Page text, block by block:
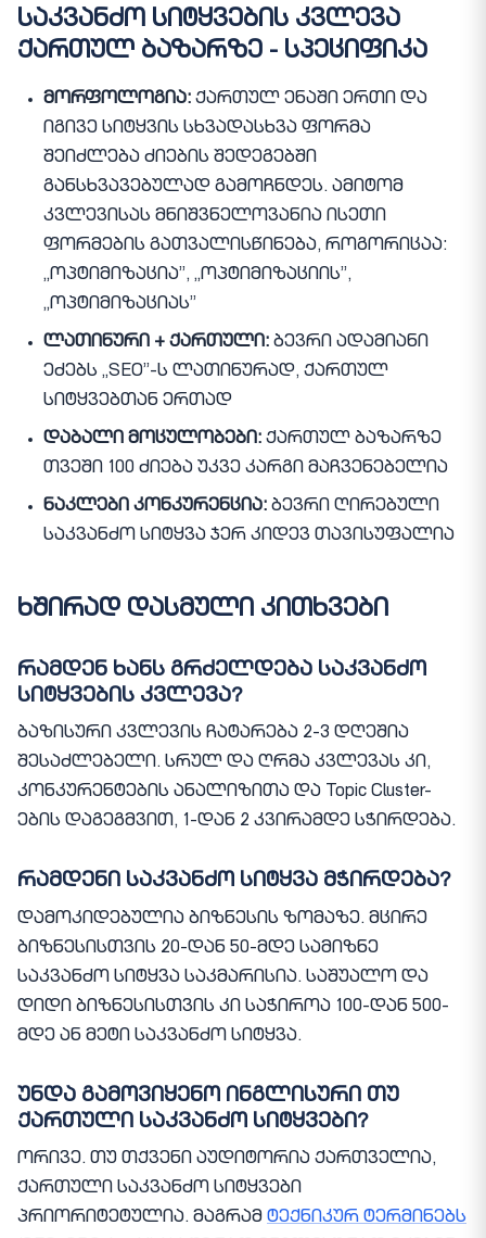
საკვანძო სიტყვების კვლევა
ქართულ ბაზარზე - სპეციფიკა
მორფოლოგია: ქართულ ენაში ერთი და
იგივე სიტყვის სხვადასხვა ფორმა
შეიძლება ძიების შედეგებში
განსხვავებულად გამოჩნდეს. ამიტომ
კვლევისას მნიშვნელოვანია ისეთი
ფორმების გათვალისწინება, როგორიცაა:
„ოპტიმიზაცია”, „ოპტიმიზაციის”,
„ოპტიმიზაციას”
ლათინური + ქართული: ბევრი ადამიანი
ეძებს „SEO”-ს ლათინურად, ქართულ
სიტყვებთან ერთად
დაბალი მოცულობები: ქართულ ბაზარზე
თვეში 100 ძიება უკვე კარგი მაჩვენებელია
ნაკლები კონკურენცია: ბევრი ღირებული
საკვანძო სიტყვა ჯერ კიდევ თავისუფალია
ხშირად დასმული კითხვები
რამდენ ხანს გრძელდება საკვანძო
სიტყვების კვლევა?
ბაზისური კვლევის ჩატარება 2-3 დღეშია
შესაძლებელი. სრულ და ღრმა კვლევას კი,
კონკურენტების ანალიზითა და Topic Cluster-
ების დაგეგმვით, 1-დან 2 კვირამდე სჭირდება.
რამდენი საკვანძო სიტყვა მჭირდება?
დამოკიდებულია ბიზნესის ზომაზე. მცირე
ბიზნესისთვის 20-დან 50-მდე სამიზნე
საკვანძო სიტყვა საკმარისია. საშუალო და
დიდი ბიზნესისთვის კი საჭიროა 100-დან 500-
მდე ან მეტი საკვანძო სიტყვა.
უნდა გამოვიყენო ინგლისური თუ
ქართული საკვანძო სიტყვები?
ორივე. თუ თქვენი აუდიტორია ქართველია,
ქართული საკვანძო სიტყვები
პრიორიტეტულია. მაგრამ ტექნიკურ ტერმინებს